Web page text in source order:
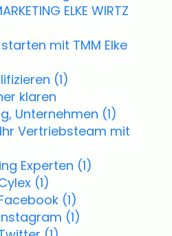
ELKE WIRTZ
mit TMM Elke
(1)
klaren
Unternehmen (1)
Vertriebsteam mit
Experten (1)
(1)
(1)
(1)